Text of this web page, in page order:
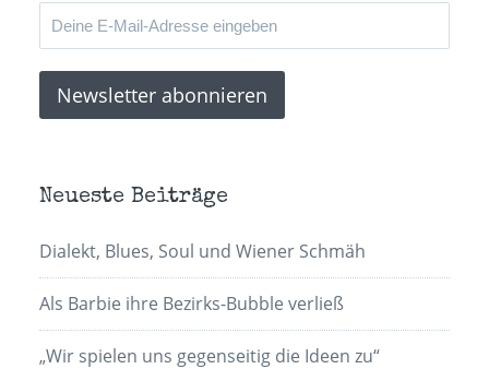
Neueste Beiträge
Dialekt, Blues, Soul und Wiener Schmäh
Als Barbie ihre Bezirks-Bubble verließ
„Wir spielen uns gegenseitig die Ideen zu“